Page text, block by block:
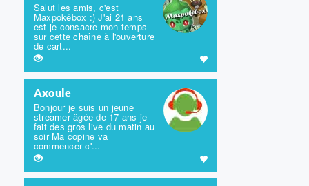
Salut les amis, c'est
Maxpokébox :) J'ai 21 ans
est je consacre mon temps
sur cette chaîne à l'ouverture
de cart...
Axoule
Bonjour je suis un jeune
streamer âgée de 17 ans je
fait des gros live du matin au
soir Ma copine va
commencer c'...